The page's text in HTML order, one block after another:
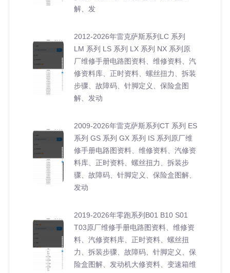
解、发
2012-2026年雷克萨斯系列LC 系列
LM 系列 LS 系列 LX 系列 NX 系列原
厂维修手册电路图资料、维修资料、汽
修资料库、正时资料、螺丝扭力、拆装
步骤、故障码、针脚定义、保险盒图
解、发动
2009-2026年雷克萨斯系列CT 系列 ES
系列 GS 系列 GX 系列 IS 系列原厂维
修手册电路图资料、维修资料、汽修资
料库、正时资料、螺丝扭力、拆装步
骤、故障码、针脚定义、保险盒图解、
发动
2019-2026年零跑系列B01 B10 S01
T03原厂维修手册电路图资料、维修资
料、汽修资料库、正时资料、螺丝扭
力、拆装步骤、故障码、针脚定义、保
险盒图解、发动机大修资料、变速箱维